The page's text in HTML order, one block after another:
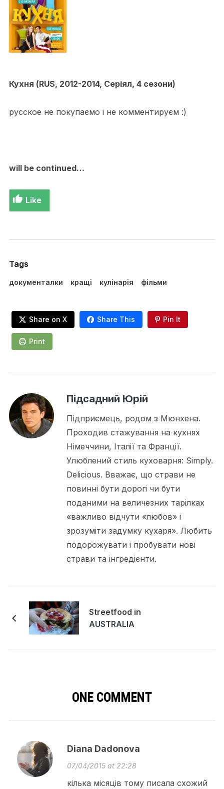
Кухня (RUS, 2012-2014, Серіял, 4 сезони)
русское не покупаємо і не комментируєм :)
will be continued…
Like
Tags
документалки кращі кулінарія фільми
Share on X Share This Pin It
Print
Підсадний Юрій
Підприємець, родом з Мюнхена.
Проходив стажування на кухнях
Німеччини, Італії та Франції.
Улюблений стиль куховарня: Simply.
Delicious. Вважає, що страви не
повинні бути дорогі чи бути
поданими на величезних тарілках
«важливо відчути «любов» і
зрозуміти задумку кухаря». Любить
подорожувати і пробувати нові
страви та інгредієнти.
Streetfood in
AUSTRALIA
ONE COMMENT
Diana Dadonova
07/04/2015 at 22:28
кілька місяців тому писала схожий